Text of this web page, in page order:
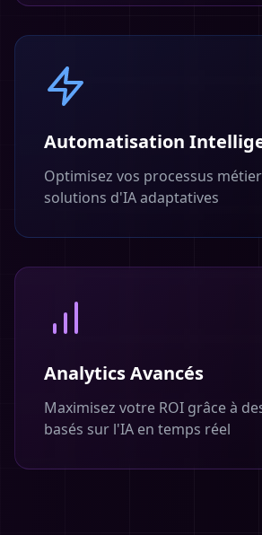
Automatisation
Optimisez vos processus
solutions d'IA adaptatives
Analytics Avancés
Maximisez votre ROI grâce à
basés sur l'IA en temps réel